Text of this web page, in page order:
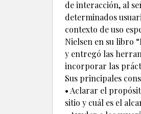
de interacción, al
determinados
contexto de uso
Nielsen en su libro
y entregó las
incorporar las
Sus principales
• Aclarar el
sitio y cuál es el